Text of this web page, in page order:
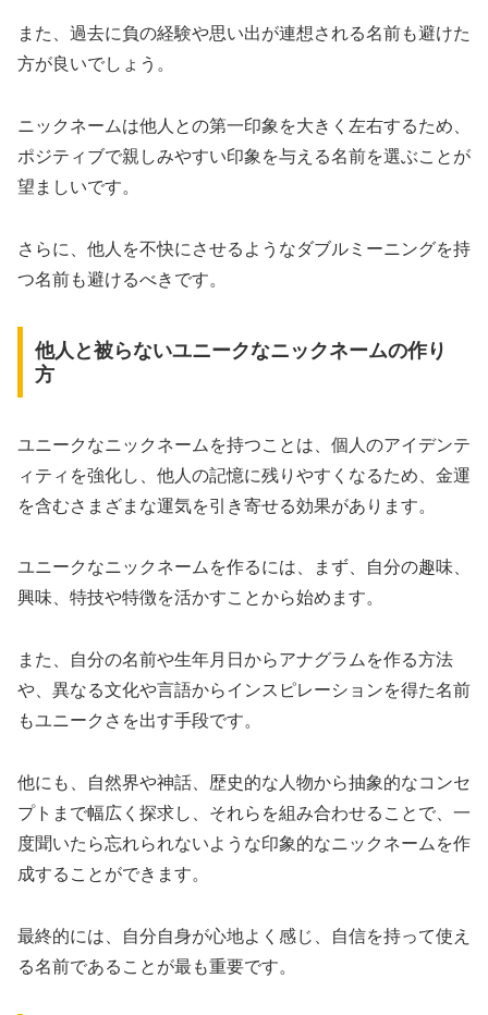
また、過去に負の経験や思い出が連想される名前も避けた
方が良いでしょう。
ニックネームは他人との第一印象を大きく左右するため、
ポジティブで親しみやすい印象を与える名前を選ぶことが
望ましいです。
さらに、他人を不快にさせるようなダブルミーニングを持
つ名前も避けるべきです。
他人と被らないユニークなニックネームの作り
方
ユニークなニックネームを持つことは、個人のアイデンテ
ィティを強化し、他人の記憶に残りやすくなるため、金運
を含むさまざまな運気を引き寄せる効果があります。
ユニークなニックネームを作るには、まず、自分の趣味、
興味、特技や特徴を活かすことから始めます。
また、自分の名前や生年月日からアナグラムを作る方法
や、異なる文化や言語からインスピレーションを得た名前
もユニークさを出す手段です。
他にも、自然界や神話、歴史的な人物から抽象的なコンセ
プトまで幅広く探求し、それらを組み合わせることで、一
度聞いたら忘れられないような印象的なニックネームを作
成することができます。
最終的には、自分自身が心地よく感じ、自信を持って使え
る名前であることが最も重要です。